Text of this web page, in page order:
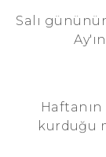
Salı
kurduğu